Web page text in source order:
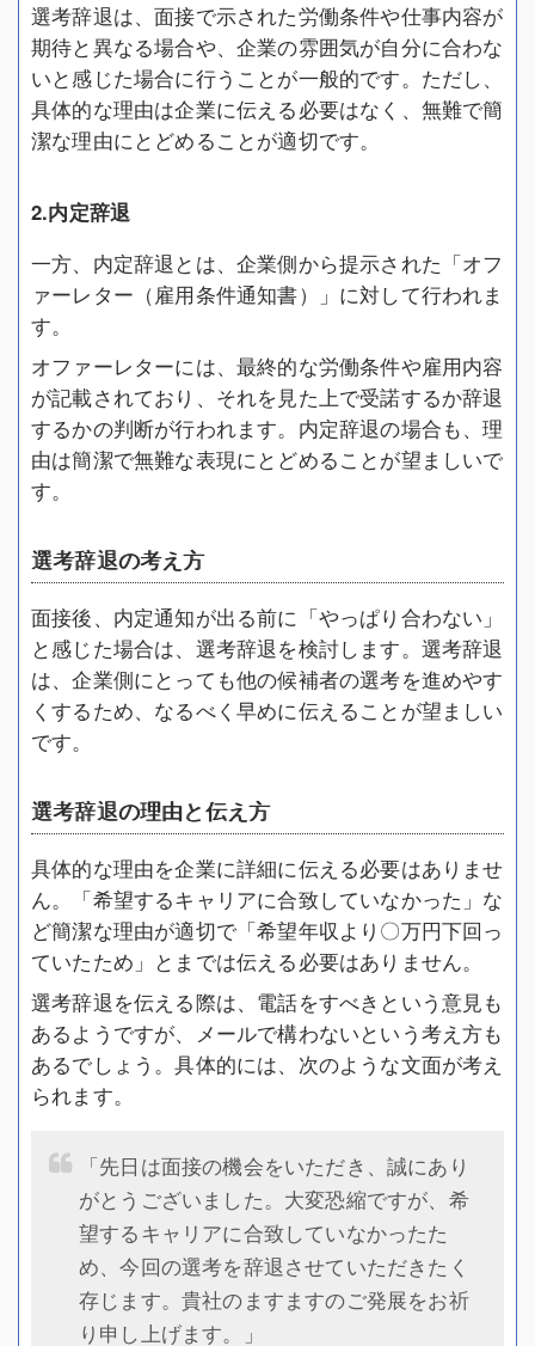
選考辞退は、面接で示された労働条件や仕事内容が
期待と異なる場合や、企業の雰囲気が自分に合わな
いと感じた場合に行うことが一般的です。ただし、
具体的な理由は企業に伝える必要はなく、無難で簡
潔な理由にとどめることが適切です。
2.内定辞退
一方、内定辞退とは、企業側から提示された「オフ
ァーレター（雇用条件通知書）」に対して行われま
す。
オファーレターには、最終的な労働条件や雇用内容
が記載されており、それを見た上で受諾するか辞退
するかの判断が行われます。内定辞退の場合も、理
由は簡潔で無難な表現にとどめることが望ましいで
す。
選考辞退の考え方
面接後、内定通知が出る前に「やっぱり合わない」
と感じた場合は、選考辞退を検討します。選考辞退
は、企業側にとっても他の候補者の選考を進めやす
くするため、なるべく早めに伝えることが望ましい
です。
選考辞退の理由と伝え方
具体的な理由を企業に詳細に伝える必要はありませ
ん。「希望するキャリアに合致していなかった」な
ど簡潔な理由が適切で「希望年収より〇万円下回っ
ていたため」とまでは伝える必要はありません。
選考辞退を伝える際は、電話をすべきという意見も
あるようですが、メールで構わないという考え方も
あるでしょう。具体的には、次のような文面が考え
られます。
「先日は面接の機会をいただき、誠にあり
がとうございました。大変恐縮ですが、希
望するキャリアに合致していなかったた
め、今回の選考を辞退させていただきたく
存じます。貴社のますますのご発展をお祈
り申し上げます。」